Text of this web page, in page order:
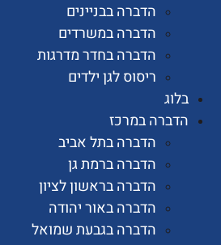
הדברה בבניינים
הדברה במשרדים
הדברה בחדר מדרגות
ריסוס לגן ילדים
במרכז
הדברה בתל אביב
הדברה ברמת גן
הדברה בראשון לציון
הדברה באור יהודה
הדברה בגבעת שמואל